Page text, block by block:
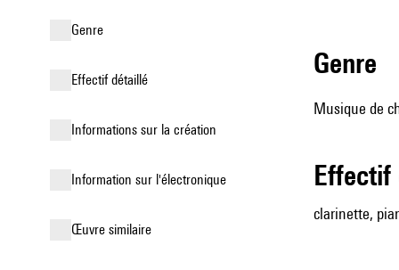
genre
effectif détaillé
informations sur la création
Information sur l'électronique
œuvre similaire
genre
Musique de
clarinette,